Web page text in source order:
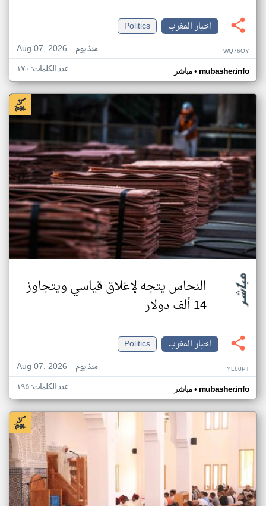
اخبار المغرب
Politics
Aug 07, 2026
منذ يوم WQ76OY
مباشر• mubasher.info عدد الكلمات: ١٧٠
النحاس يتجه لإغلاق قياسي ويتجاوز
14 ألف دولار
اخبار المغرب
Politics
Aug 07, 2026
منذ يوم YL60PT
مباشر• mubasher.info عدد الكلمات: ١٩٥